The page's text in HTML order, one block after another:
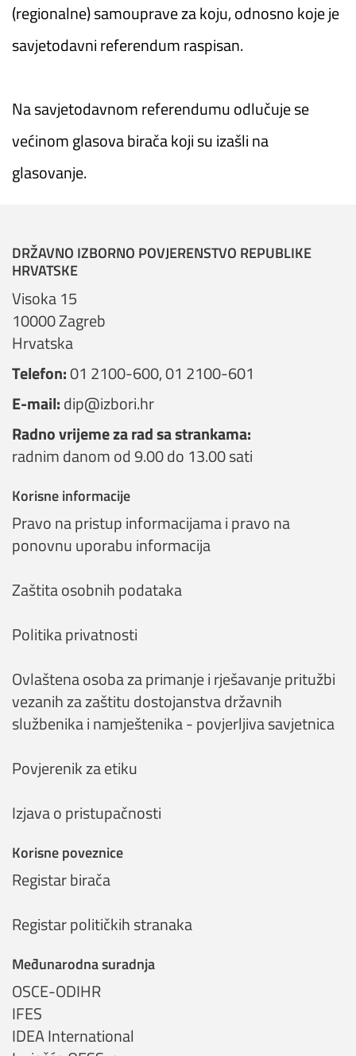
(regionalne) samouprave za koju, odnosno koje je
savjetodavni referendum raspisan.
Na savjetodavnom referendumu odlučuje se
većinom glasova birača koji su izašli na
glasovanje.
DRŽAVNO IZBORNO POVJERENSTVO REPUBLIKE
HRVATSKE
Visoka 15
10000 Zagreb
Hrvatska
Telefon:01 2100-600,01 2100-601
E-mail:dip@izbori.hr
Radno vrijeme za rad sa strankama:
radnim danom od 9.00 do 13.00 sati
Korisne informacije
Pravo na pristup informacijama i pravo na
ponovnu uporabu informacija
Zaštita osobnih podataka
Politika privatnosti
Ovlaštena osoba za primanje i rješavanje pritužbi
vezanih za zaštitu dostojanstva državnih
službenika i namještenika - povjerljiva savjetnica
Povjerenik za etiku
Izjava o pristupačnosti
Korisne poveznice
Registar birača
Registar političkih stranaka
Međunarodna suradnja
OSCE-ODIHR
IFES
IDEA International